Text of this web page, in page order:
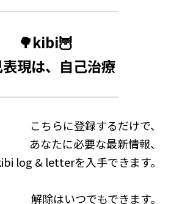
🌳kibi🦉
表現は、自己治療
こちらに登録するだけで、
あなたに必要な最新情報、
log & letterを入手できます。
解除はいつでもできます。